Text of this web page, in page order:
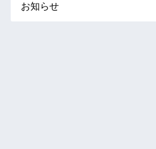
お知らせ